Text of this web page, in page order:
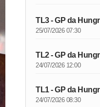
TL3 - GP da
25/07/2026 07:30
TL2 - GP da
24/07/2026 12:00
TL1 - GP da
24/07/2026 08:30